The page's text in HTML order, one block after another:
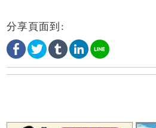
分享頁面到: